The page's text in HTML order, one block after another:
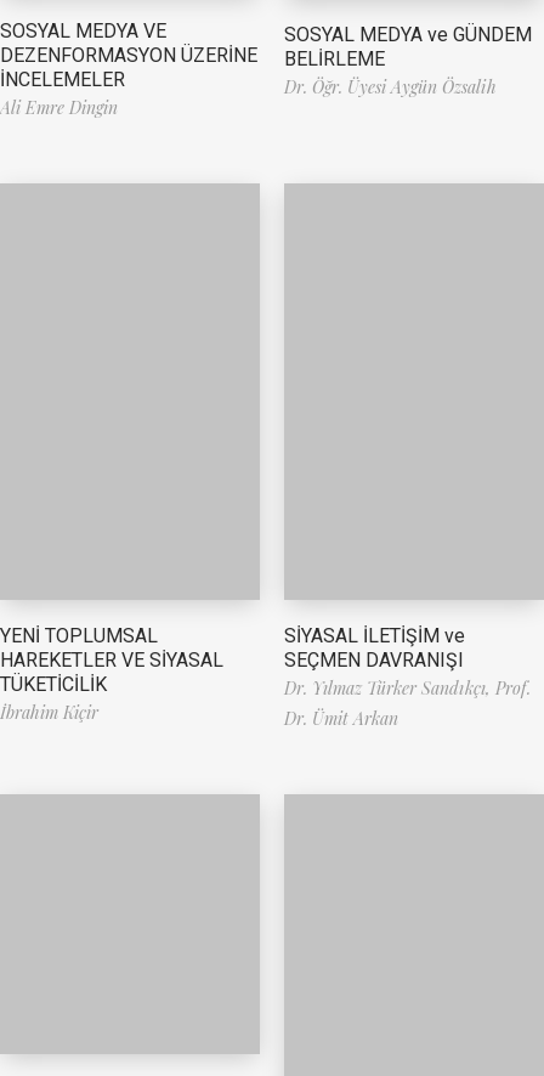
SOSYAL MEDYA VE
DEZENFORMASYON ÜZERİNE
İNCELEMELER
Ali Emre Dingin
SOSYAL MEDYA ve GÜNDEM
BELİRLEME
Dr. Öğr. Üyesi Aygün Özsalih
YENİ TOPLUMSAL
HAREKETLER VE SİYASAL
TÜKETİCİLİK
İbrahim Kiçir
SİYASAL İLETİŞİM ve
SEÇMEN DAVRANIŞI
Dr. Yılmaz Türker Sandıkçı, Prof.
Dr. Ümit Arkan